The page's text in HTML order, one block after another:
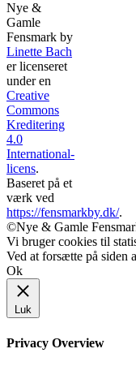
Nye &
Gamle
Fensmark by
Linette Bach
er licenseret
under en
Creative
Commons
Kreditering
4.0
International-
licens.
Baseret på et
værk ved
https://fensmarkby.dk/.
©Nye & Gamle
Vi bruger cookies til
Ved at forsætte på siden
Ok
Luk
Privacy Overview